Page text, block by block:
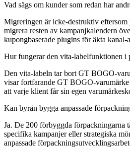
Vad sägs om kunder som redan har
Migreringen är icke-destruktiv
migrera resten av kampanjkalendern
kupongbaserade plugins för äkta
Hur fungerar den vita-labelfunktionen i
Den vita-labeln tar bort GT BOGO-
visar fortfarande GT BOGO-
att varje klient får sin egen
Kan byrån bygga anpassade
Ja. De 200 förbyggda förpackningarna
specifika kampanjer eller strategiska
anpassade